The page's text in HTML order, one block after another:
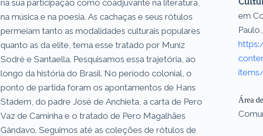
na sua participação como coadjuvante na literatura,
na música e na poesia. As cachaças e seus rótulos
permeiam tanto as modalidades culturais populares
quanto as da elite, tema esse tratado por Muniz
Sodré e Santaella. Pesquisamos essa trajetória, ao
longo da história do Brasil. No período colonial, o
ponto de partida foram os apontamentos de Hans
Stadem, do padre José de Anchieta, a carta de Pero
Vaz de Caminha e o tratado de Pero Magalhães
Gândavo. Seguimos até as coleções de rótulos de
em
Área